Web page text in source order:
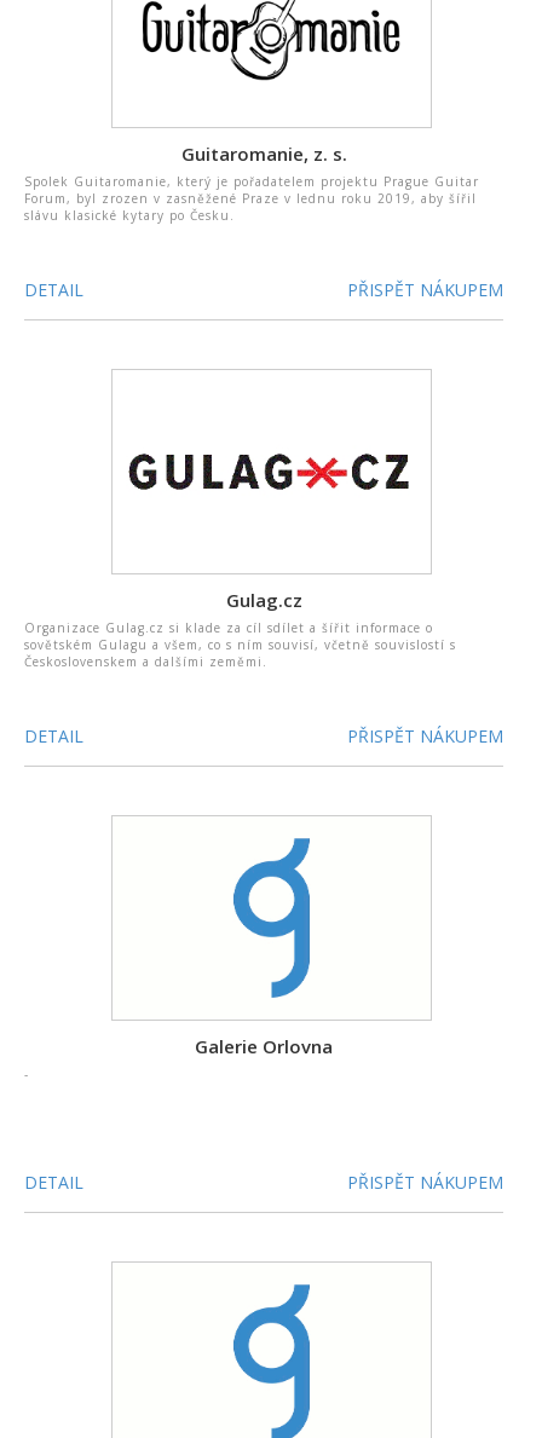
Guitaromanie, z. s.
Spolek Guitaromanie, který je pořadatelem projektu Prague Guitar
Forum, byl zrozen v zasněžené Praze v lednu roku 2019, aby šířil
slávu klasické kytary po Česku.
DETAIL PŘISPĚT NÁKUPEM
Gulag.cz
Organizace Gulag.cz si klade za cíl sdílet a šířit informace o
sovětském Gulagu a všem, co s ním souvisí, včetně souvislostí s
Československem a dalšími zeměmi.
DETAIL PŘISPĚT NÁKUPEM
Galerie Orlovna
-
DETAIL PŘISPĚT NÁKUPEM